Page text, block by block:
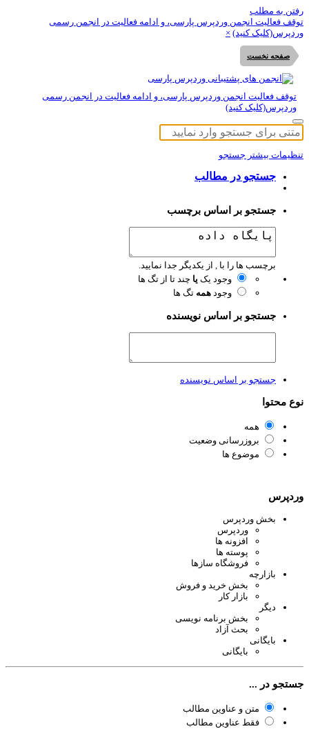
به مطلب
فعالیت انجمن وردپرس پارسی، و ادامه فعالیت در انجمن رسمی
کنید) ×
صفحه نخست
توقف فعالیت انجمن وردپرس پارسی، و ادامه فعالیت در انجمن رسمی
وردپرس(کلیک کنید)
بیشتر جستجو
جستجو در مطالب
جستجو بر اساس برچسب
برچسب ها را با , از یکدیگر جدا نمایید.
وجود یکیاچند تا از تگ ها
وجودهمهتگ ها
جستجو بر اساس نویسنده
جستجو بر اساس نویسنده
محتوا
همه
بروزرسانی وضعیت
موضوع ها
بخش وردپرس
وردپرس
افزونه ها
پوسته ها
فروشگاه سازها
بازارچه
بخش خرید و فروش
بازار کار
دیگر
بخش برنامه نویسی
بحث آزاد
بایگانی
بایگانی
در ...
متن و عناوین مطالب
فقط عناوین مطالب